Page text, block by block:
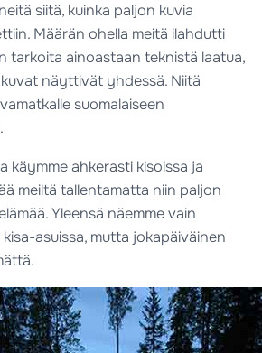
siitä, kuinka paljon kuvia
Määrän ohella meitä ilahdutti
tarkoita ainoastaan teknistä laatua,
näyttivät yhdessä. Niitä
suomalaiseen
käymme ahkerasti kisoissa ja
meiltä tallentamatta niin paljon
Yleensä näemme vain
asuissa, mutta jokapäiväinen